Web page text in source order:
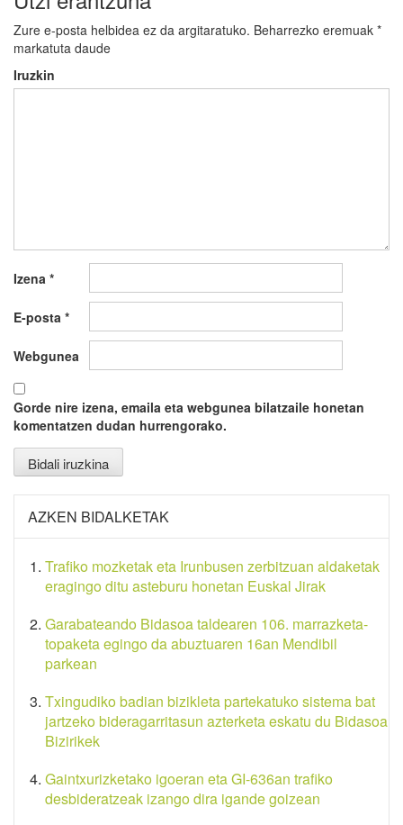
Zure e-posta helbidea ez da argitaratuko. Beharrezko eremuak *
markatuta daude
Iruzkin
Izena *
E-posta *
Webgunea
Gorde nire izena, emaila eta webgunea bilatzaile honetan
komentatzen dudan hurrengorako.
AZKEN BIDALKETAK
Trafiko mozketak eta Irunbusen zerbitzuan aldaketak
eragingo ditu asteburu honetan Euskal Jirak
Garabateando Bidasoa taldearen 106. marrazketa-
topaketa egingo da abuztuaren 16an Mendibil
parkean
Txingudiko badian bizikleta partekatuko sistema bat
jartzeko bideragarritasun azterketa eskatu du Bidasoa
Bizirikek
Gaintxurizketako igoeran eta GI-636an trafiko
desbideratzeak izango dira igande goizean